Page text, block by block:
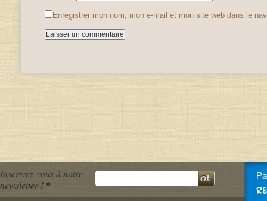
Enregistrer mon nom, mon e-mail et mon site web dans le
Inscrivez-vous à notre
newsletter ! *